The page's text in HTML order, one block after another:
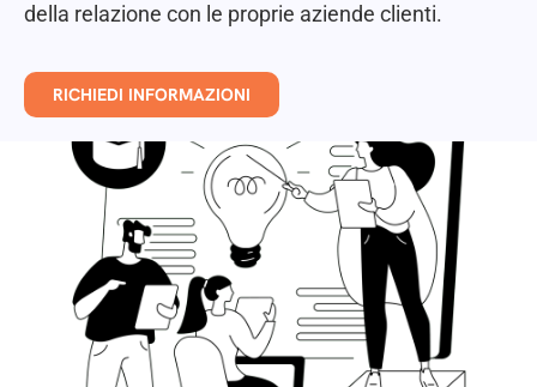
della relazione con le proprie aziende clienti.
RICHIEDI INFORMAZIONI